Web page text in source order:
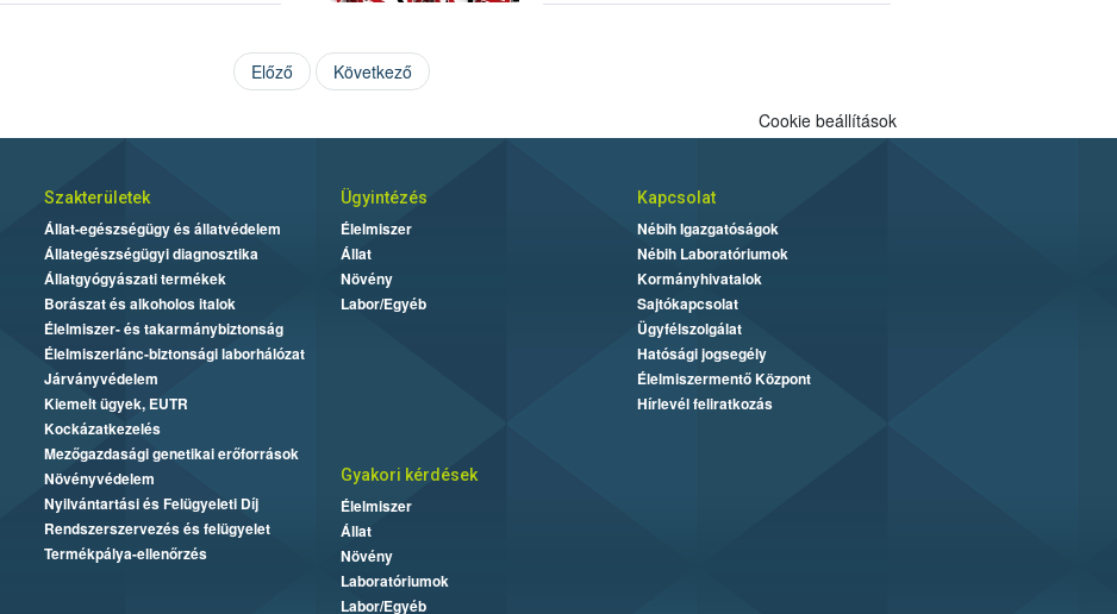
Előző Következő
Cookie beállítások
Szakterületek
Állat-egészségügy és állatvédelem
Állategészségügyi diagnosztika
Állatgyógyászati termékek
Borászat és alkoholos italok
Élelmiszer- és takarmánybiztonság
Élelmiszerlánc-biztonsági laborhálózat
Járványvédelem
Kiemelt ügyek, EUTR
Kockázatkezelés
Mezőgazdasági genetikai erőforrások
Növényvédelem
Nyilvántartási és Felügyeleti Díj
Rendszerszervezés és felügyelet
Termékpálya-ellenőrzés
Ügyintézés
Élelmiszer
Állat
Növény
Labor/Egyéb
Kapcsolat
Nébih Igazgatóságok
Nébih Laboratóriumok
Kormányhivatalok
Sajtókapcsolat
Ügyfélszolgálat
Hatósági jogsegély
Élelmiszermentő Központ
Hírlevél feliratkozás
Gyakori kérdések
Élelmiszer
Állat
Növény
Laboratóriumok
Labor/Egyéb